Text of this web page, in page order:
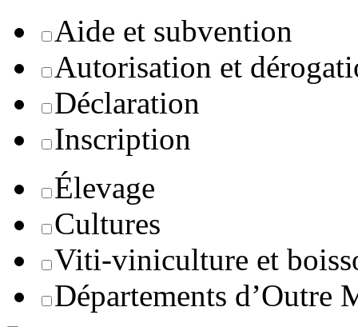
Aide et subvention
Autorisation et
Déclaration
Inscription
Élevage
Cultures
Viti-viniculture et
Départements d’Outre